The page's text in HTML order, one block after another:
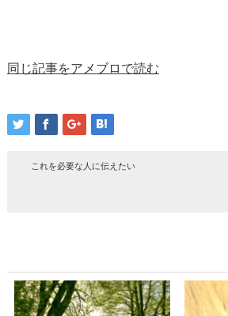
同じ記事をアメブロで読む
これを必要な人に伝えたい